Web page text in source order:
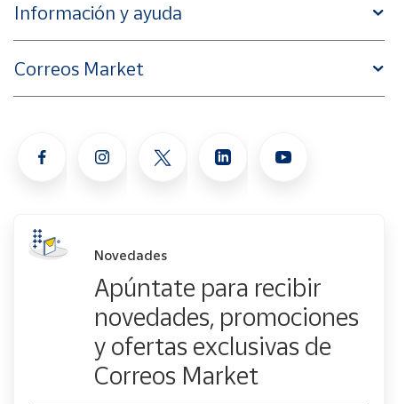
Información y ayuda
Correos Market
Novedades
Apúntate para recibir
novedades, promociones
y ofertas exclusivas de
Correos Market